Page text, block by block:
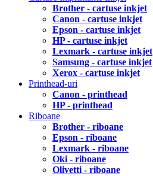
Brother - cartuse inkjet
Canon - cartuse inkjet
Epson - cartuse inkjet
HP - cartuse inkjet
Lexmark - cartuse inkjet
Samsung - cartuse inkjet
Xerox - cartuse inkjet
Printhead-uri
Canon - printhead
HP - printhead
Riboane
Brother - riboane
Epson - riboane
Lexmark - riboane
Oki - riboane
Olivetti - riboane